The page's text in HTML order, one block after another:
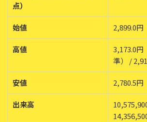
点）
始値 2,899.0円
高値
3,173.0円
準） /
安値 2,780.5円
出来高